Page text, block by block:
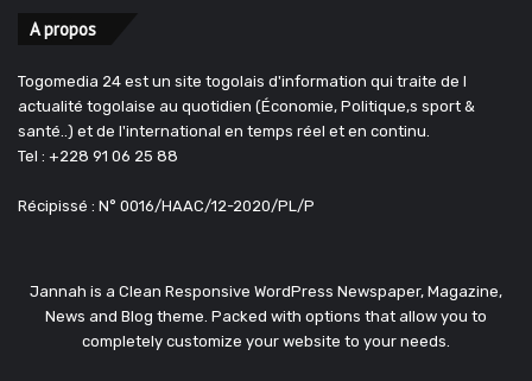
A propos
Togomedia 24 est un site togolais d'information qui traite de l
actualité togolaise au quotidien (Économie, Politique,s sport &
santé..) et de l'international en temps réel et en continu.
Tel : +228 91 06 25 88
Récipissé : N° 0016/HAAC/12-2020/PL/P
Jannah is a Clean Responsive WordPress Newspaper, Magazine,
News and Blog theme. Packed with options that allow you to
completely customize your website to your needs.